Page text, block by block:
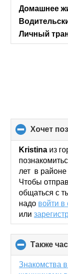
Домашнее
Личный
хочет
Kristina из
лет в
Чтобы
общаться с
надо войти в
или
Также
Знакомства